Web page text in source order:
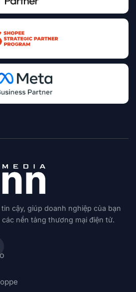
cậy, giúp doanh nghiệp của bạn
nền tảng thương mại điện tử.